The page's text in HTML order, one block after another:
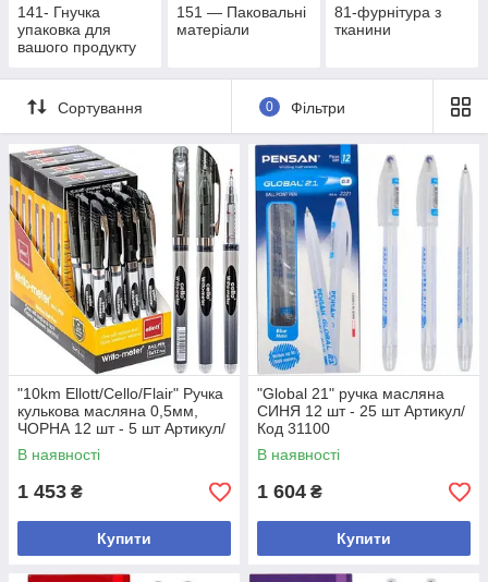
141- Гнучка
упаковка для
вашого продукту
151 — Паковальні
матеріали
81-фурнітура з
тканини
Сортування 0 Фільтри
"10km Ellott/Cello/Flair" Ручка
кулькова масляна 0,5мм,
ЧОРНА 12 шт - 5 шт Артикул/
Код 562
В наявності
1 453 ₴
Купити
"Global 21" ручка масляна
СИНЯ 12 шт - 25 шт Артикул/
Код 31100
В наявності
1 604 ₴
Купити